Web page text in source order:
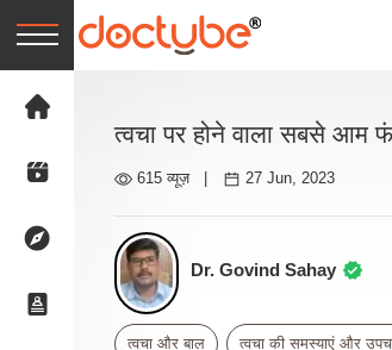
त्वचा पर होने वाला सबसे आम
615 व्यूज़ 27 Jun, 2023
Dr. Govind Sahay
त्वचा और बाल त्वचा की समस्याएं और